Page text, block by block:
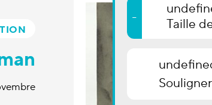
-
Taille